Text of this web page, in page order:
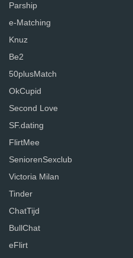
Parship
e-Matching
Knuz
Be2
50plusMatch
OkCupid
Second Love
SF.dating
FlirtMee
SeniorenSexclub
Victoria Milan
Tinder
ChatTijd
BullChat
eFlirt